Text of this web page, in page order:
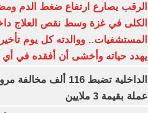
الرقب يصارع ارتفاع ضغط الدم
الكلى في غزة وسط نقص العلاج
المستشفيات.. ووالدته كل يوم
يهدد حياته وأخشى أن أفقده في
الداخلية تضبط 116 ألف
عملة بقيمة 3 ملايين